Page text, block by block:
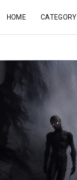
HOME CATEGORY